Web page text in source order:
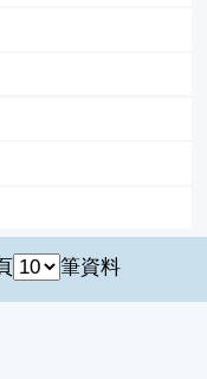
筆資料